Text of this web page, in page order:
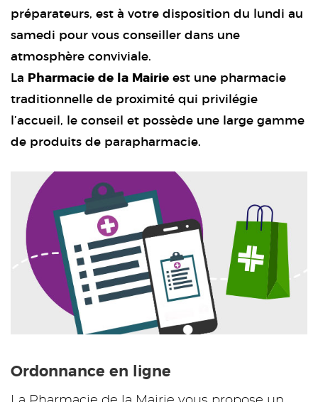
préparateurs, est à votre disposition du lundi au
samedi pour vous conseiller dans une
atmosphère conviviale.
La
Pharmacie de la Mairie est une pharmacie
traditionnelle de proximité qui privilégie
l’accueil, le conseil et possède une large gamme
de produits de parapharmacie.
Ordonnance en ligne